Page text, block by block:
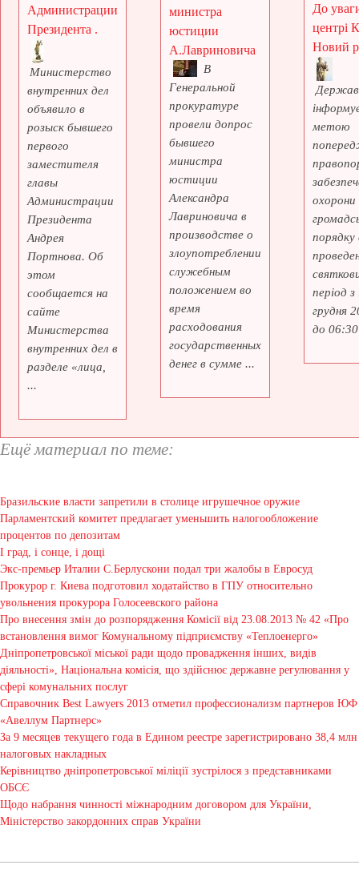
Администрации
Президента .
Министерство
внутренних дел
объявило в
розыск бывшего
первого
заместителя
главы
Администрации
Президента
Андрея
Портнова. Об
этом
сообщается на
сайте
Министерства
внутренних дел в
разделе «лица,
...
министра
юстиции
А.Лавриновича
В
Генеральной
прокуратуре
провели допрос
бывшего
министра
юстиции
Александра
Лавриновича в
производстве о
злоупотреблении
служебным
положением во
время
расходования
государственных
денег в сумме ...
До
центрі
Новий
метою
охорони
порядку
період
грудня
до
Ещё материал по теме:
Бразильские власти запретили в столице игрушечное оружие
Парламентский комитет предлагает уменьшить налогообложение
процентов по депозитам
І град, і сонце, і дощі
Экс-премьер Италии С.Берлускони подал три жалобы в Евросуд
Прокурор г. Киева подготовил ходатайство в ГПУ относительно
увольнения прокурора Голосеевского района
Про внесення змін до розпорядження Комісії від 23.08.2013 № 42 «Про
встановлення вимог Комунальному підприємству «Теплоенерго»
Дніпропетровської міської ради щодо провадження інших, видів
діяльності», Національна комісія, що здійснює державне регулювання у
сфері комунальних послуг
Справочник Best Lawyers 2013 отметил профессионализм партнеров ЮФ
«Авеллум Партнерс»
За 9 месяцев текущего года в Едином реестре зарегистрировано 38,4 млн
налоговых накладных
Керівництво дніпропетровської міліції зустрілося з представниками
ОБСЄ
Щодо набрання чинності міжнародним договором для України,
Міністерство закордонних справ України